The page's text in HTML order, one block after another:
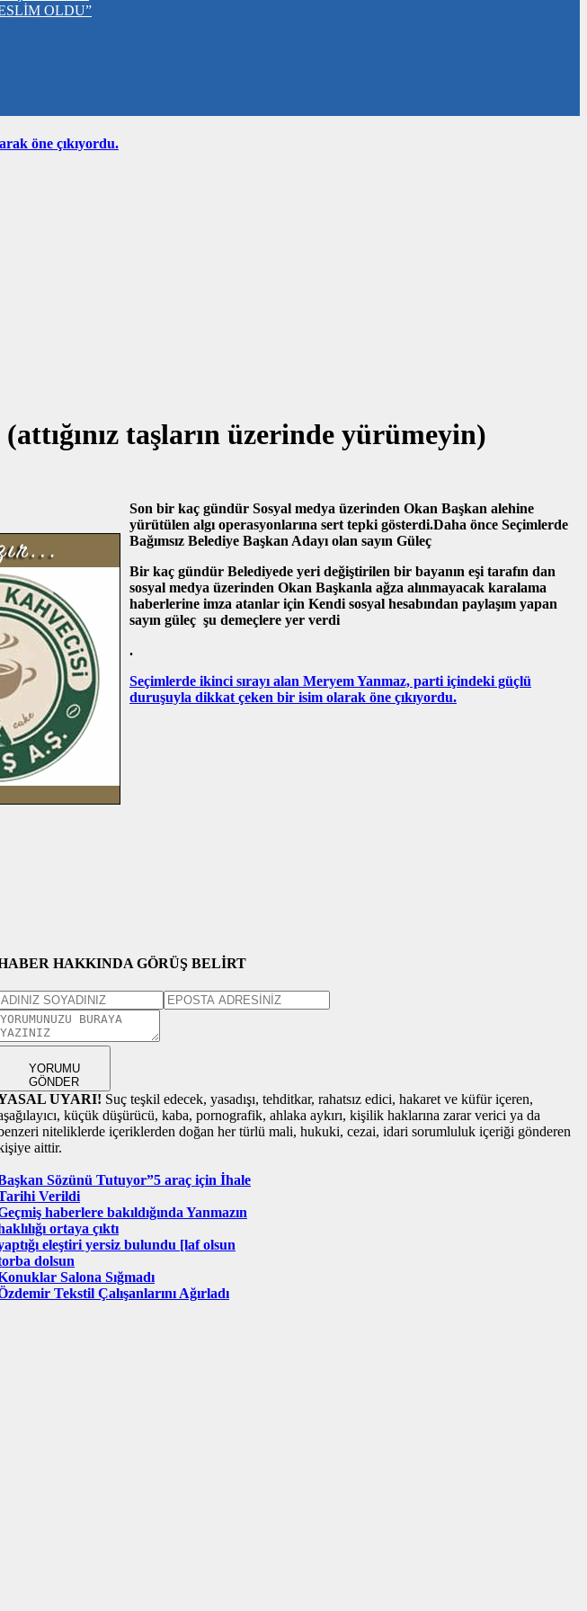
OLDU”
öne çıkıyordu.
taşların üzerinde yürümeyin)
Son bir kaç gündür Sosyal medya üzerinden Okan Başkan alehine
yürütülen algı operasyonlarına sert tepki gösterdi.Daha önce Seçimlerde
Bağımsız Belediye Başkan Adayı olan sayın Güleç
Bir kaç gündür Belediyede yeri değiştirilen bir bayanın eşi tarafın dan
sosyal medya üzerinden Okan Başkanla ağza alınmayacak karalama
haberlerine imza atanlar için Kendi sosyal hesabından paylaşım yapan
sayın güleç şu demeçlere yer verdi
.
Seçimlerde ikinci sırayı alan Meryem Yanmaz, parti içindeki güçlü
duruşuyla dikkat çeken bir isim olarak öne çıkıyordu.
HAKKINDA GÖRÜŞ BELİRT
YORUMU
GÖNDER
UYARI! Suç teşkil edecek, yasadışı, tehditkar, rahatsız edici, hakaret ve küfür içeren,
küçük düşürücü, kaba, pornografik, ahlaka aykırı, kişilik haklarına zarar verici ya da
niteliklerde içeriklerden doğan her türlü mali, hukuki, cezai, idari sorumluluk içeriği gönderen
aittir.
Sözünü Tutuyor”5 araç için İhale
Verildi
haberlere bakıldığında Yanmazın
ortaya çıktı
eleştiri yersiz bulundu [laf olsun
dolsun
Salona Sığmadı
Tekstil Çalışanlarını Ağırladı